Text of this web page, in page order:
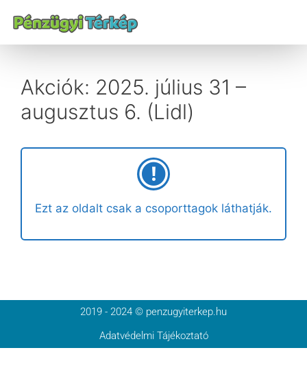
Akciók: 2025. július 31 –
augusztus 6. (Lidl)
Ezt az oldalt csak a csoporttagok láthatják.
2019 - 2024 © penzugyiterkep.hu
Adatvédelmi Tájékoztató